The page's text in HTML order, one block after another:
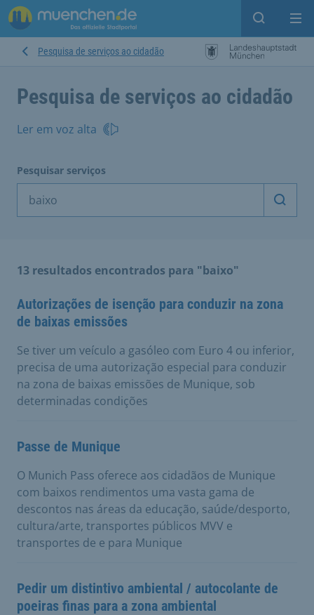
Open
Pesquisa de serviços ao cidadão
Pesquisa de serviços ao cidadão
Ler em voz alta
Pesquisar serviços
13 resultados encontrados para "baixo"
Autorizações de isenção para conduzir na zona
de baixas emissões
Se tiver um veículo a gasóleo com Euro 4 ou inferior,
precisa de uma autorização especial para conduzir
na zona de baixas emissões de Munique, sob
determinadas condições
Passe de Munique
O Munich Pass oferece aos cidadãos de Munique
com baixos rendimentos uma vasta gama de
descontos nas áreas da educação, saúde/desporto,
cultura/arte, transportes públicos MVV e
transportes de e para Munique
Pedir um distintivo ambiental / autocolante de
poeiras finas para a zona ambiental